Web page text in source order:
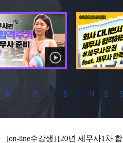
[on-line수강생] [20년 세무사1차